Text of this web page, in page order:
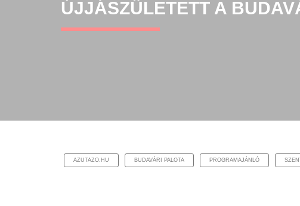
ÚJJÁSZÜLETETT A
AZUTAZO.HU BUDAVÁRI PALOTA PROGRAMAJÁNLÓ